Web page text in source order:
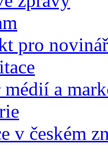
pro
médií a
v českém